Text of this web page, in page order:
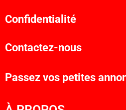
Confidentialité
Contactez-nous
Passez vos petites